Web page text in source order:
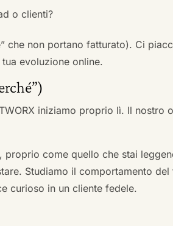
o clienti?
che non portano fatturato). Ci
evoluzione online.
iniziamo proprio lì. Il nostro
come quello che stai
Studiamo il comportamento
curioso in un cliente fedele.